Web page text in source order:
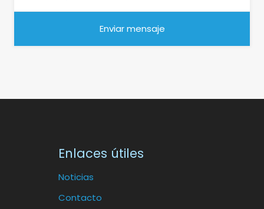
Enlaces útiles
Noticias
Contacto